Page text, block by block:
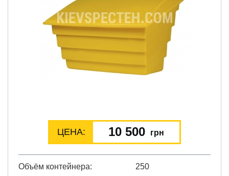
ЦЕНА: 10 500 грн
Объём контейнера 250